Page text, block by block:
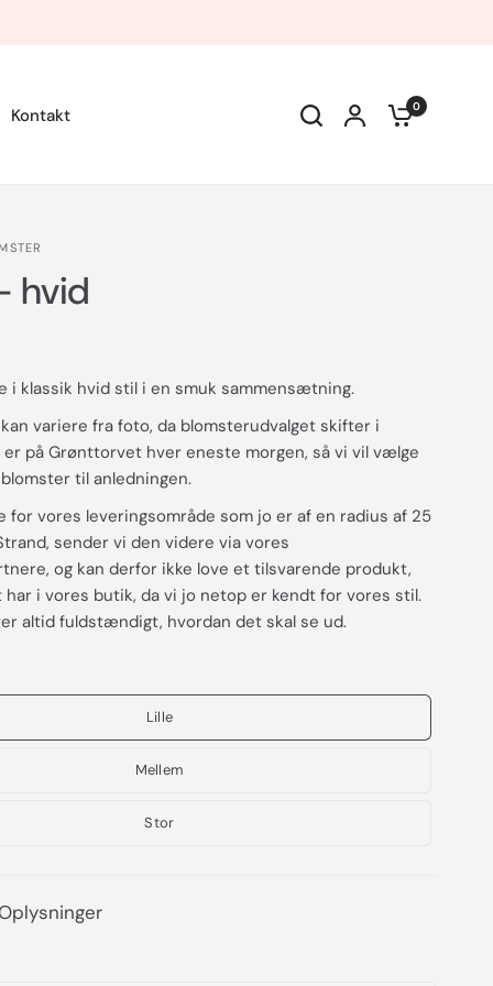
Kontakt 0
hvid
i klassik hvid stil i en smuk sammensætning.
variere fra foto, da blomsterudvalget skifter i
på Grønttorvet hver eneste morgen, så vi vil vælge
til anledningen.
for vores leveringsområde som jo er af en radius af 25
sender vi den videre via vores
og kan derfor ikke love et tilsvarende produkt,
har i vores butik, da vi jo netop er kendt for vores stil.
altid fuldstændigt, hvordan det skal se ud.
Lille
Mellem
Stor